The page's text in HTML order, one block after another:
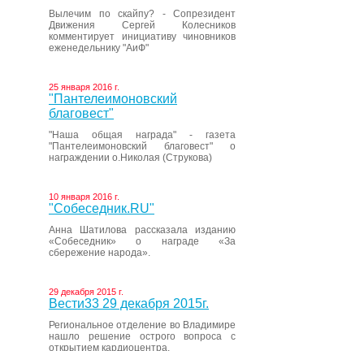
Вылечим по скайпу? - Сопрезидент
Движения Сергей Колесников
комментирует инициативу чиновников
еженедельнику "АиФ"
25 января 2016 г.
"Пантелеимоновский
благовест"
"Наша общая награда" - газета
"Пантелеимоновский благовест" о
награждении о.Николая (Струкова)
10 января 2016 г.
"Собеседник.RU"
Анна Шатилова рассказала изданию
«Собеседник» о награде «За
сбережение народа».
29 декабря 2015 г.
Вести33 29 декабря 2015г.
Региональное отделение во Владимире
нашло решение острого вопроса с
открытием кардиоцентра.